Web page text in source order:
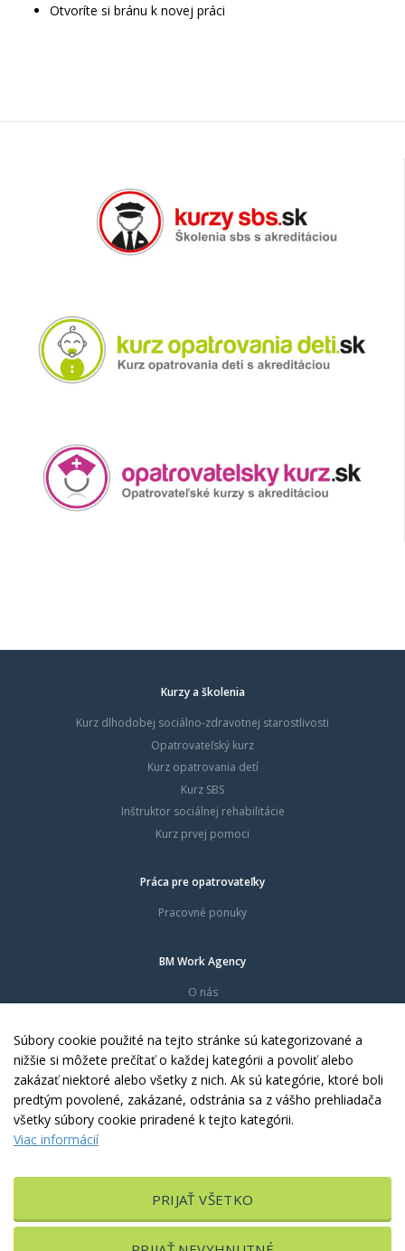
Otvoríte si bránu k novej práci
Kurzy a školenia
Kurz dlhodobej sociálno-zdravotnej starostlivosti
Opatrovateľský kurz
Kurz opatrovania detí
Kurz SBS
Inštruktor sociálnej rehabilitácie
Kurz prvej pomoci
Práca pre opatrovateľky
Pracovné ponuky
BM Work Agency
O nás
Dokumenty
Kontakty
Copyright © 2010 - 2026 BM Work Agency, s.r.o. Všetky práva vyhradené.
Súbory cookie použité na tejto stránke sú kategorizované a
nižšie si môžete prečítať o každej kategórii a povoliť alebo
zakázať niektoré alebo všetky z nich. Ak sú kategórie, ktoré boli
predtým povolené, zakázané, odstránia sa z vášho prehliadača
všetky súbory cookie priradené k tejto kategórii.
Viac informácií
PRIJAŤ VŠETKO